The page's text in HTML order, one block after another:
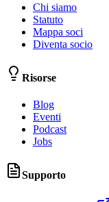
Chi siamo
Statuto
Mappa soci
Diventa socio
Risorse
Blog
Eventi
Podcast
Jobs
Supporto